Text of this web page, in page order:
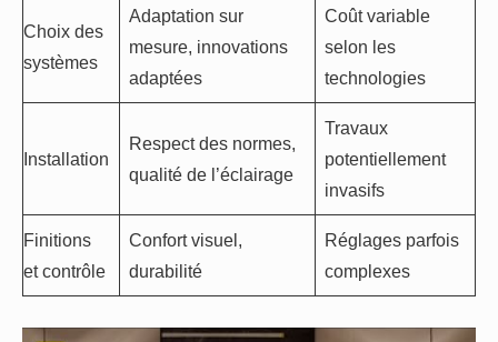
Choix des
systèmes
Adaptation sur
mesure, innovations
adaptées
Coût variable
selon les
technologies
Installation
Respect des normes,
qualité de l’éclairage
Travaux
potentiellement
invasifs
Finitions
et contrôle
Confort visuel,
durabilité
Réglages parfois
complexes